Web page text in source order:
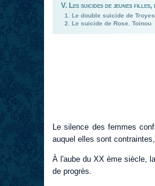
V. Les suicides de jeunes filles,
1. Le double suicide de
2. Le suicide de Rose. Toinou
Le silence des femmes
auquel elles sont
À l'aube du XX ème siècle,
de progrès.